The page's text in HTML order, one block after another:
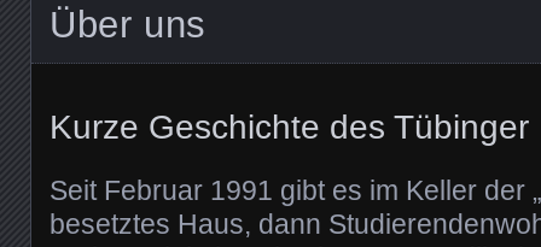
Über uns
Kurze Geschichte des
Seit Februar 1991 gibt es im Keller der „
besetztes Haus, dann